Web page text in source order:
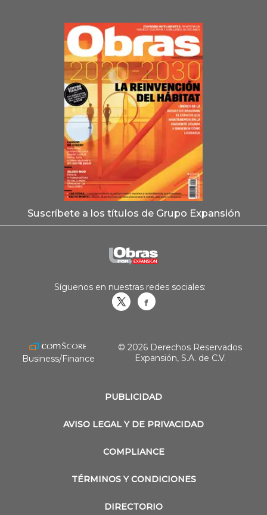
Suscríbete a los títulos de Grupo Expansión
PUBLICIDAD
AVISO LEGAL Y DE PRIVACIDAD
COMPLIANCE
TÉRMINOS Y CONDICIONES
DIRECTORIO
Síguenos en nuestras redes sociales:
Business/Finance
© 2026 Derechos Reservados
Expansión, S.A. de C.V.